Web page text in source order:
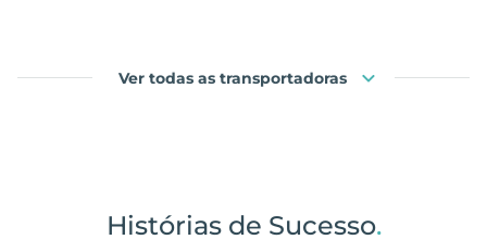
Ver todas as transportadoras
Histórias de Sucesso.